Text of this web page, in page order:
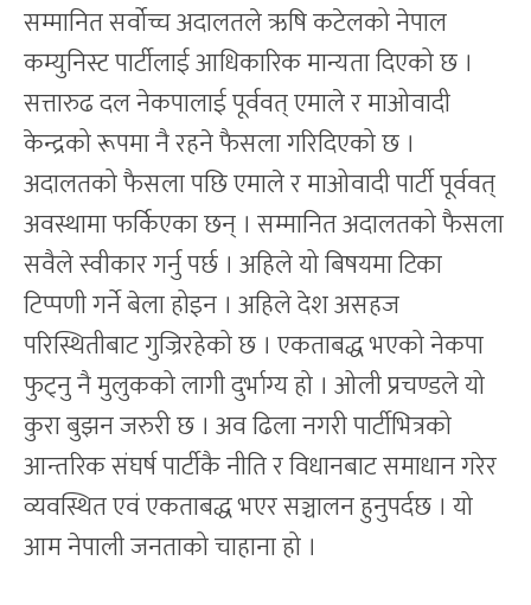
सम्मानित सर्वोच्च अदालतले ऋषि कटेलको नेपाल
कम्युनिस्ट पार्टीलाई आधिकारिक मान्यता दिएको छ ।
सत्तारुढ दल नेकपालाई पूर्ववत् एमाले र माओवादी
केन्द्रको रूपमा नै रहने फैसला गरिदिएको छ ।
अदालतको फैसला पछि एमाले र माओवादी पार्टी पूर्ववत्
अवस्थामा फर्किएका छन् । सम्मानित अदालतको फैसला
सवैले स्वीकार गर्नु पर्छ । अहिले यो बिषयमा टिका
टिप्पणी गर्ने बेला होइन । अहिले देश असहज
परिस्थितीबाट गुज्रिरहेको छ । एकताबद्ध भएको नेकपा
फुट्नु नै मुलुकको लागी दुर्भाग्य हो । ओली प्रचण्डले यो
कुरा बुझन जरुरी छ । अव ढिला नगरी पार्टीभित्रको
आन्तरिक संघर्ष पार्टीकै नीति र विधानबाट समाधान गरेर
व्यवस्थित एवं एकताबद्ध भएर सञ्चालन हुनुपर्दछ । यो
आम नेपाली जनताको चाहाना हो ।